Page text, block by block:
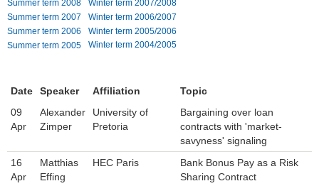
Summer term 2008
Winter term 2007/2008
Summer term 2007
Winter term 2006/2007
Summer term 2006
Winter term 2005/2006
Summer term 2005
Winter term 2004/2005
Date Speaker Affiliation
Topic
09
Apr
Alexander
Zimper
University of
Pretoria
Bargaining over loan
contracts with 'market-
savyness' signaling
16
Apr
Matthias
Effing
HEC Paris
Bank Bonus Pay as a Risk
Sharing Contract